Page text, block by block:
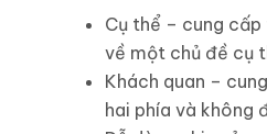
Cụ thể – cung
về một chủ đề cụ
Khách quan –
hai phía và không